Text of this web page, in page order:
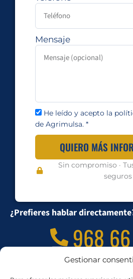
Gestionar
Mensaje
He leído y acepto la
de Agrimulsa. *
QUIERO MÁS
Sin compromiso ·
seguros
¿Prefieres hablar
968